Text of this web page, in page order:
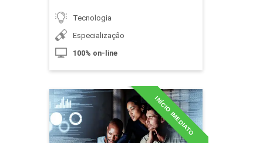
10h
Redes P2P
Tecnologia
Especialização
100% on-line
INÍCIO IMEDIATO
Especialização em Ciência
de Dados e Big Data
Analytics